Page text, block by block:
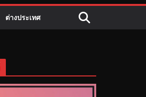
ต่างประเทศ